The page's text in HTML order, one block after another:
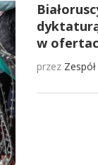
w
przez